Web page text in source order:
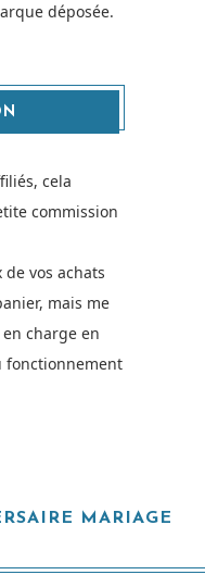
déposée.
cela
commission
vos achats
mais me
charge en
fonctionnement
MARIAGE